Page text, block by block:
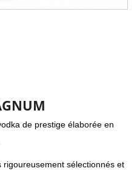
de prestige élaborée en
sélectionnés et